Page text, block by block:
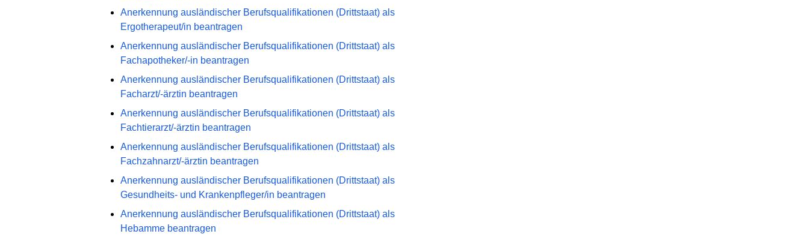
Anerkennung ausländischer Berufsqualifikationen (Drittstaat) als
Ergotherapeut/in beantragen
Anerkennung ausländischer Berufsqualifikationen (Drittstaat) als
Fachapotheker/-in beantragen
Anerkennung ausländischer Berufsqualifikationen (Drittstaat) als
Facharzt/-ärztin beantragen
Anerkennung ausländischer Berufsqualifikationen (Drittstaat) als
Fachtierarzt/-ärztin beantragen
Anerkennung ausländischer Berufsqualifikationen (Drittstaat) als
Fachzahnarzt/-ärztin beantragen
Anerkennung ausländischer Berufsqualifikationen (Drittstaat) als
Gesundheits- und Krankenpfleger/in beantragen
Anerkennung ausländischer Berufsqualifikationen (Drittstaat) als
Hebamme beantragen